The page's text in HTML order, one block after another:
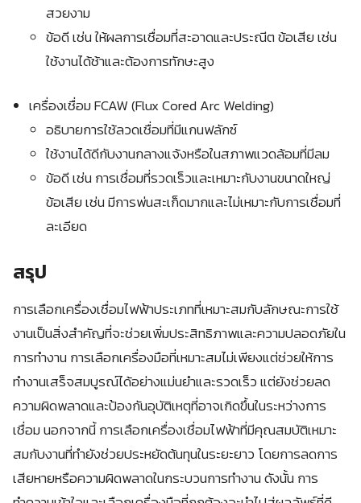
สวยงาม
ข้อดี เช่น ให้ผลการเชื่อมที่สะอาดและประณีต ข้อเสีย เช่น
ใช้งานได้ช้าและต้องการทักษะสูง
เครื่องเชื่อม FCAW (Flux Cored Arc Welding)
อธิบายการใช้ลวดเชื่อมที่มีแกนฟลักซ์
ใช้งานได้ดีกับงานกลางแจ้งหรือในสภาพแวดล้อมที่มีลม
ข้อดี เช่น การเชื่อมที่รวดเร็วและเหมาะกับงานขนาดใหญ่
ข้อเสีย เช่น มีการพ่นสะเก็ดมากและไม่เหมาะกับการเชื่อมที่
ละเอียด
สรุป
การเลือกเครื่องเชื่อมไฟฟ้าประเภทที่เหมาะสมกับลักษณะการใช้
งานเป็นสิ่งสำคัญที่จะช่วยเพิ่มประสิทธิภาพและความปลอดภัยใน
การทำงาน การเลือกเครื่องมือที่เหมาะสมไม่เพียงแต่ช่วยให้การ
ทำงานเสร็จสมบูรณ์ได้อย่างแม่นยำและรวดเร็ว แต่ยังช่วยลด
ความผิดพลาดและป้องกันอุบัติเหตุที่อาจเกิดขึ้นในระหว่างการ
เชื่อม นอกจากนี้ การเลือกเครื่องเชื่อมไฟฟ้าที่มีคุณสมบัติเหมาะ
สมกับงานที่ทำยังช่วยประหยัดต้นทุนในระยะยาว โดยการลดการ
เสียหายหรือความผิดพลาดในกระบวนการทำงาน ดังนั้น การ